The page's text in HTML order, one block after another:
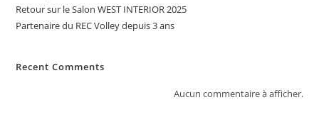
Retour sur le Salon WEST INTERIOR 2025
Partenaire du REC Volley depuis 3 ans
Recent Comments
Aucun commentaire à afficher.